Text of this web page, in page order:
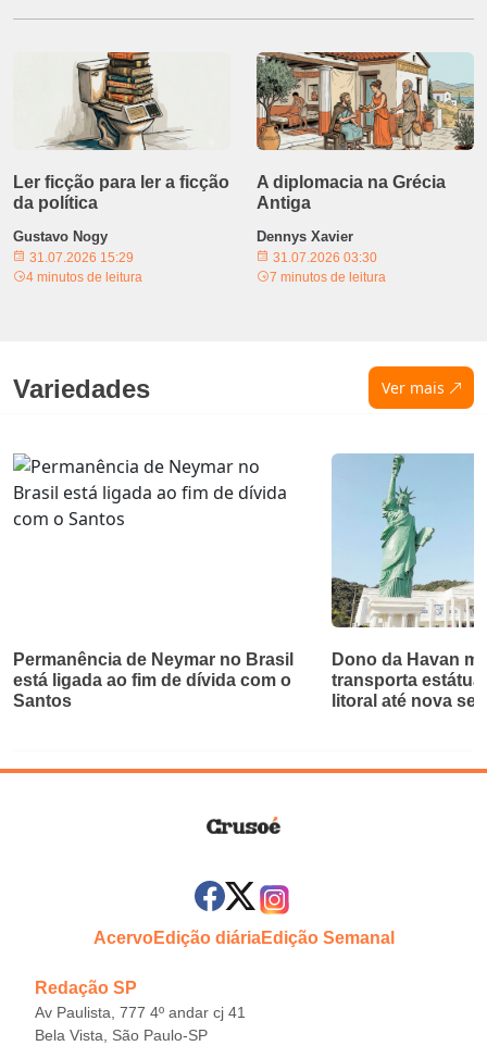
Ler ficção para ler a ficção
da política
Gustavo Nogy
31.07.2026 15:29
4 minutos de leitura
A diplomacia na Grécia
Antiga
Dennys Xavier
31.07.2026 03:30
7 minutos de leitura
Variedades Ver mais
Permanência de Neymar no Brasil
está ligada ao fim de dívida com o
Santos
Dono da Havan
transporta
litoral até nova
AcervoEdição diáriaEdição Semanal
Redação SP
Av Paulista, 777 4º andar cj 41
Bela Vista, São Paulo-SP